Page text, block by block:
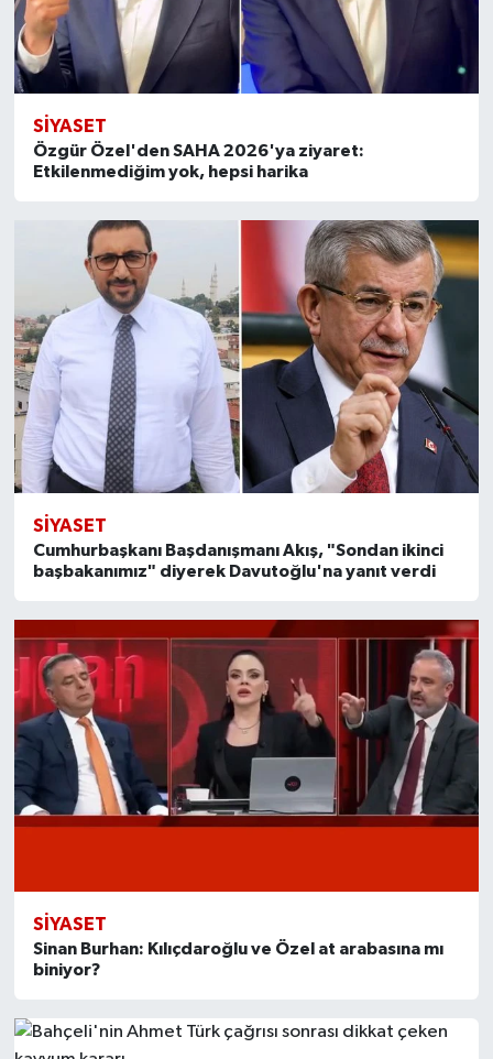
SİYASET
Özgür Özel'den SAHA 2026'ya ziyaret:
Etkilenmediğim yok, hepsi harika
SİYASET
Cumhurbaşkanı Başdanışmanı Akış, "Sondan ikinci
başbakanımız" diyerek Davutoğlu'na yanıt verdi
SİYASET
Sinan Burhan: Kılıçdaroğlu ve Özel at arabasına mı
biniyor?